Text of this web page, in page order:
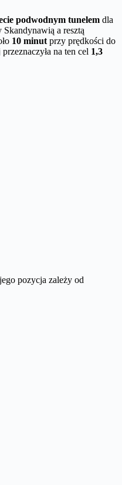
podwodnym tunelem dla
a resztą
10 minut przy prędkości do
na ten cel 1,3
pozycja zależy od